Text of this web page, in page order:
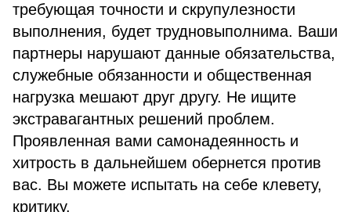
требующая точности и скрупулезности
выполнения, будет трудновыполнима. Ваши
партнеры нарушают данные обязательства,
служебные обязанности и общественная
нагрузка мешают друг другу. Не ищите
экстравагантных решений проблем.
Проявленная вами самонадеянность и
хитрость в дальнейшем обернется против
вас. Вы можете испытать на себе клевету,
критику.